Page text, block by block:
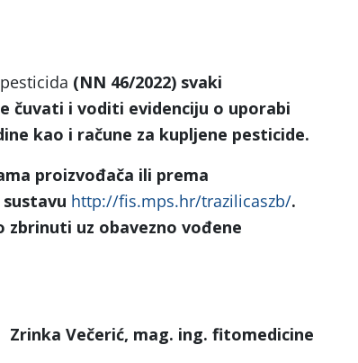
(NN 46/2022) svaki
čuvati i voditi evidenciju o uporabi
kao i račune za kupljene pesticide.
proizvođača ili prema
http://fis.mps.hr/trazilicaszb/.
uz obavezno vođene
Zrinka Večerić, mag. ing. fitomedicine